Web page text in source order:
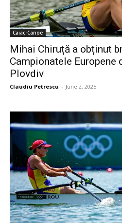
Caiac-Canoe
Mihai Chiruță a obținut
Campionatele Europene
Plovdiv
Claudiu Petrescu - June 2, 2025